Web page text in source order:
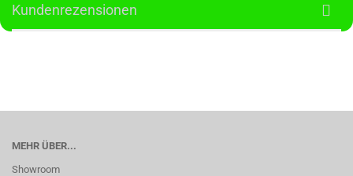
Kundenrezensionen
MEHR ÜBER...
Showroom